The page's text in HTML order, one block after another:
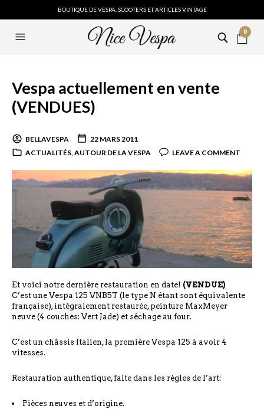
BOUTIQUE DE VESPA, SCOOTERS ET ARTICLES VINTAGE
0
Vespa actuellement en vente
(VENDUES)
BELLAVESPA
22 MARS 2011
ACTUALITÉS,AUTOUR DE LA VESPA LEAVE A COMMENT
Et voici notre dernière restauration en date! (VENDUE)
C’est une Vespa 125 VNB5T (le type N étant sont équivalente
française), intégralement restaurée, peinture MaxMeyer
neuve (4 couches: Vert Jade) et séchage au four.
C’est un châssis Italien, la première Vespa 125 à avoir 4
vitesses.
Restauration authentique, faite dans les règles de l’art:
Pièces neuves et d’origine.